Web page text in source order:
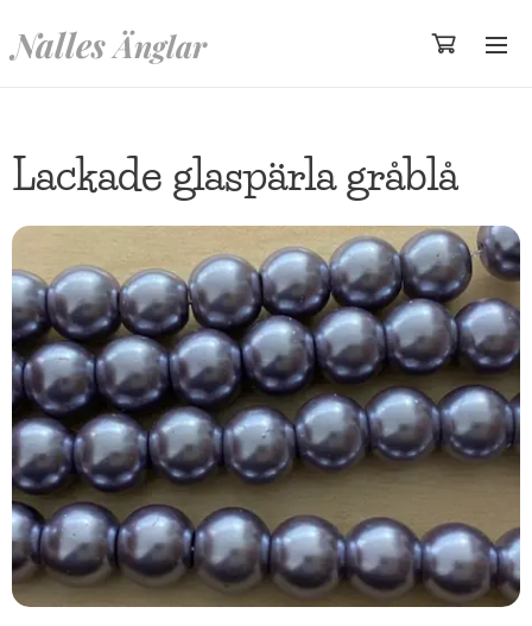
Nalles Änglar
Lackade glaspärla gråblå